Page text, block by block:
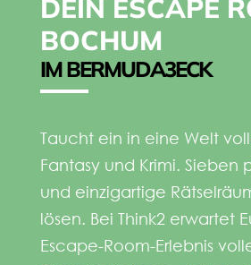
DEIN ESCAPE
BOCHUM
IM BERMUDA3ECK
Taucht ein in eine Welt
Fantasy und Krimi. Sieben
und einzigartige
lösen. Bei Think2 erwartet
Escape-Room-Erlebnis